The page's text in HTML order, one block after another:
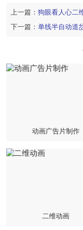
上一篇：狗眼看人心二
下一篇：单线半自动道
动画广告片制作
二维动画